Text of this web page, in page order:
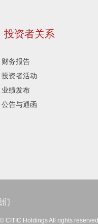
投资者关系
财务报告
投资者活动
业绩发布
公告与通函
CITIC Holdings All rights reserved